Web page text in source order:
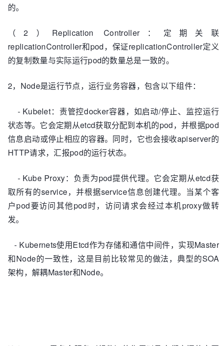
的。
（2）Replication Controller：定期关联
replicationController和pod，保证replicationController定义
的复制数量与实际运行pod的数量总是一致的。
2，Node是运行节点，运行业务容器，包含以下组件：
- Kubelet：责管控docker容器，如启动/停止、监控运行
状态等。它会定期从etcd获取分配到本机的pod，并根据pod
信息启动或停止相应的容器。同时，它也会接收apiserver的
HTTP请求，汇报pod的运行状态。
- Kube Proxy：负责为pod提供代理。它会定期从etcd获
取所有的service，并根据service信息创建代理。当某个客
户pod要访问其他pod时，访问请求会经过本机proxy做转
发。
- Kubernets使用Etcd作为存储和通信中间件，实现Master
和Node的一致性，这是目前比较常见的做法，典型的SOA
架构，解耦Master和Node。